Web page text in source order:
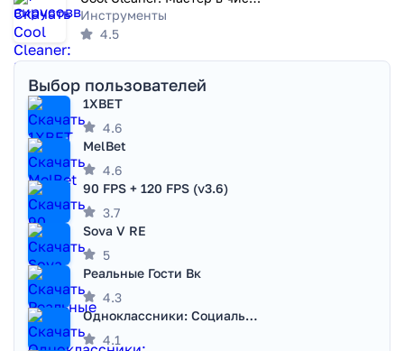
Инструменты
4.5
Выбор пользователей
1XBET
4.6
MelBet
4.6
90 FPS + 120 FPS (v3.6)
3.7
Sova V RE
5
Реальные Гости Вк
4.3
Одноклассники: Социальная сеть
4.1